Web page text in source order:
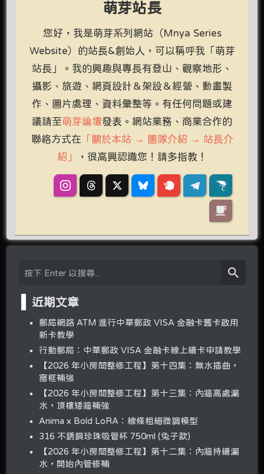
萌芽站長
您好，我是萌芽系列網站（Mnya Series
Website）的站長&創始人，可以稱呼我「萌芽
站長」。我的興趣與專長有登山、觀察地形、
攝影、旅遊、網頁設計＆架設＆經營、動畫製
作、圖片處理、資料彙整等。有任何問題或建
議請至萌芽論壇發表。網站業務、商業合作的
聯絡方式在 「關於本站 → 團隊介紹 → 站長介
紹」
，很高興認識您！請多指教！
近期文章
郵局網路 ATM 進行中華郵政 VISA 金融卡舊卡啟用
新卡教學
行動郵局：中華郵政 VISA 金融卡線上續卡申請教學
【2026 年小房間整修工程】第十四集：無水插曲，
窗框補強
【2026 年小房間整修工程】第十三集：內牆高處漏
水，頂樓矮牆補強
Anima x Bold LoRA：線條粗細微調模型
316 不銹鋼珍珠吸管杯 750ml (兔子款)
【2026 年小房間整修工程】第十二集：內牆持續漏
水，開始內管修補